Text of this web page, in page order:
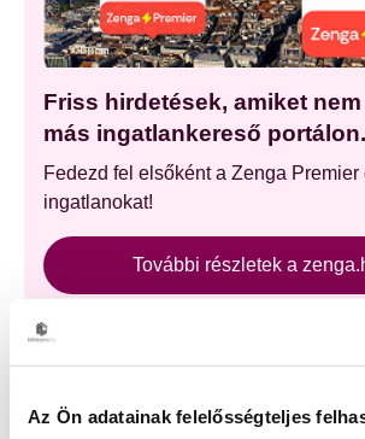
Az Ön adatainak felelősségteljes
Friss hirdetések, amiket
más ingatlankereső portálon.
Fedezd fel elsőként a Zenga
ingatlanokat!
További részletek a
A Duna House, az OTP Ingatlanpont és
Centrum új, kizárólagos hirdetéseinek
zenga.hu és koltozzbe.hu